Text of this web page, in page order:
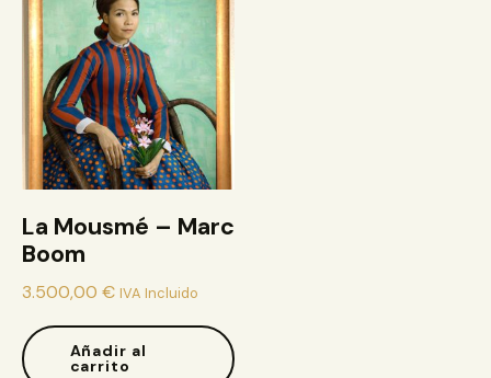
La Mousmé – Marc
Boom
3.500,00 € IVA Incluido
Añadir al
carrito